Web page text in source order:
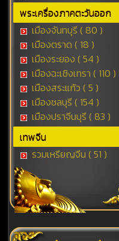
พระเครื่องภาคตะวันออก
เมืองจันทบุรี ( 80 )
เมืองตราด ( 18 )
เมืองระยอง ( 54 )
เมืองฉะเชิงเทรา ( 110 )
เมืองสระแก้ว ( 5 )
เมืองชลบุรี ( 154 )
เมืองปราจีนบุรี ( 83 )
เทพจีน
รวมเหรียญจีน ( 51 )